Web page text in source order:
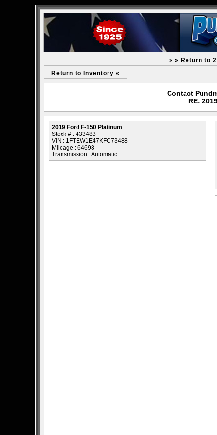
» » Return to
Return to Inventory «
Contact
RE:
2019 Ford F-150 Platinum
Stock # : 433483
VIN : 1FTEW1E47KFC73488
Mileage : 64698
Transmission : Automatic